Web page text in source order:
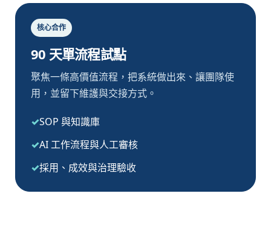
核心合作
90 天單流程試點
聚焦一條高價值流程，把系統做出來、讓團隊使
用，並留下維護與交接方式。
SOP 與知識庫
AI 工作流程與人工審核
採用、成效與治理驗收